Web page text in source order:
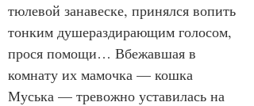
тюлевой занавеске, принялся вопить
тонким душераздирающим голосом,
прося помощи… Вбежавшая в
комнату их мамочка — кошка
Муська — тревожно уставилась на